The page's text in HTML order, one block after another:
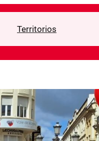
Territorios